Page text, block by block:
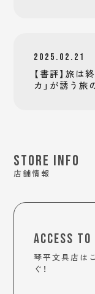
2025.02.21
【書評】旅
カ」が誘う旅
STORE INFO
店舗情報
ACCESS TO
琴平文具店は
ぐ！